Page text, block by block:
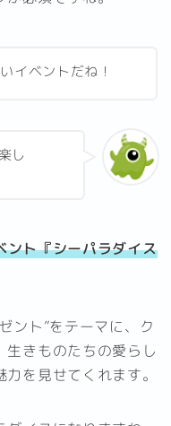
イベントだね！
し
ント『シーパラダイス
ント”をテーマに、ク
生きものたちの愛らし
を見せてくれます。